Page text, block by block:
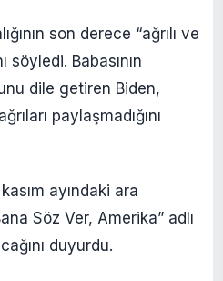
son derece “ağrılı ve
söyledi. Babasının
dile getiren Biden,
paylaşmadığını
ayındaki ara
Söz Ver, Amerika” adlı
duyurdu.